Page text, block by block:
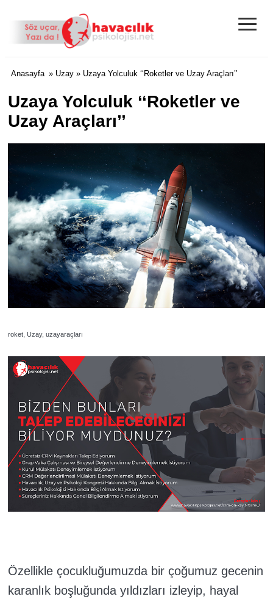
≡
Anasayfa » Uzay » Uzaya Yolculuk ‘‘Roketler ve Uzay Araçları’’
Uzaya Yolculuk ‘‘Roketler ve
Uzay Araçları’’
roket, Uzay, uzayaraçları
Özellikle çocukluğumuzda bir çoğumuz gecenin
karanlık boşluğunda yıldızları izleyip, hayal